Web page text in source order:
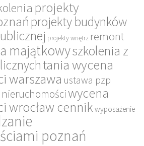
projekty
projekty budynków
projekty wnętrz remont
majątkowyszkolenia z
tania wycena
warszawa ustawa pzp
wycena
wrocław cennik wyposażenie
poznań